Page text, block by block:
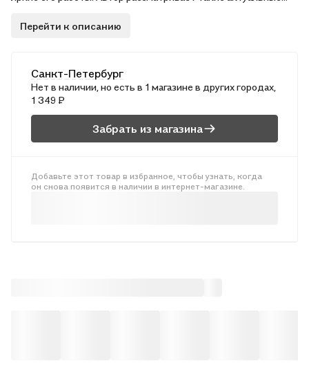
авангарда, литература как социальный институт
фантастика, любовный роман), биография как литературная
конструкция, идеология литературы, различные
слухи, спорт) и т.д.
Перейти к описанию
Санкт-Петербург
Нет в наличии, но есть в 1 магазине в других городах,
1 349 ₽
Забрать из магазина
Добавьте этот товар в избранное, чтобы узнать, когда
он снова появится в наличии в интернет-магазине.